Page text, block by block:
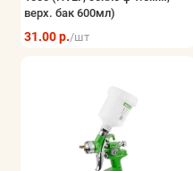
верх. бак 600мл)
31.00 р./шт